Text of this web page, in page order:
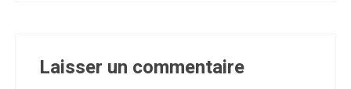
Laisser un commentaire